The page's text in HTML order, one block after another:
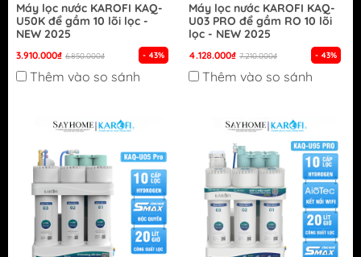
Máy lọc nước KAROFI KAQ-
U50K để gầm 10 lõi lọc -
NEW 2025
3.910.000₫ 6.850.000₫ - 43%
Thêm vào so sánh
Máy lọc nước KAROFI KAQ-
U03 PRO để gầm RO 10 lõi
lọc - NEW 2025
4.128.000₫ 7.210.000₫ - 43%
Thêm vào so sánh